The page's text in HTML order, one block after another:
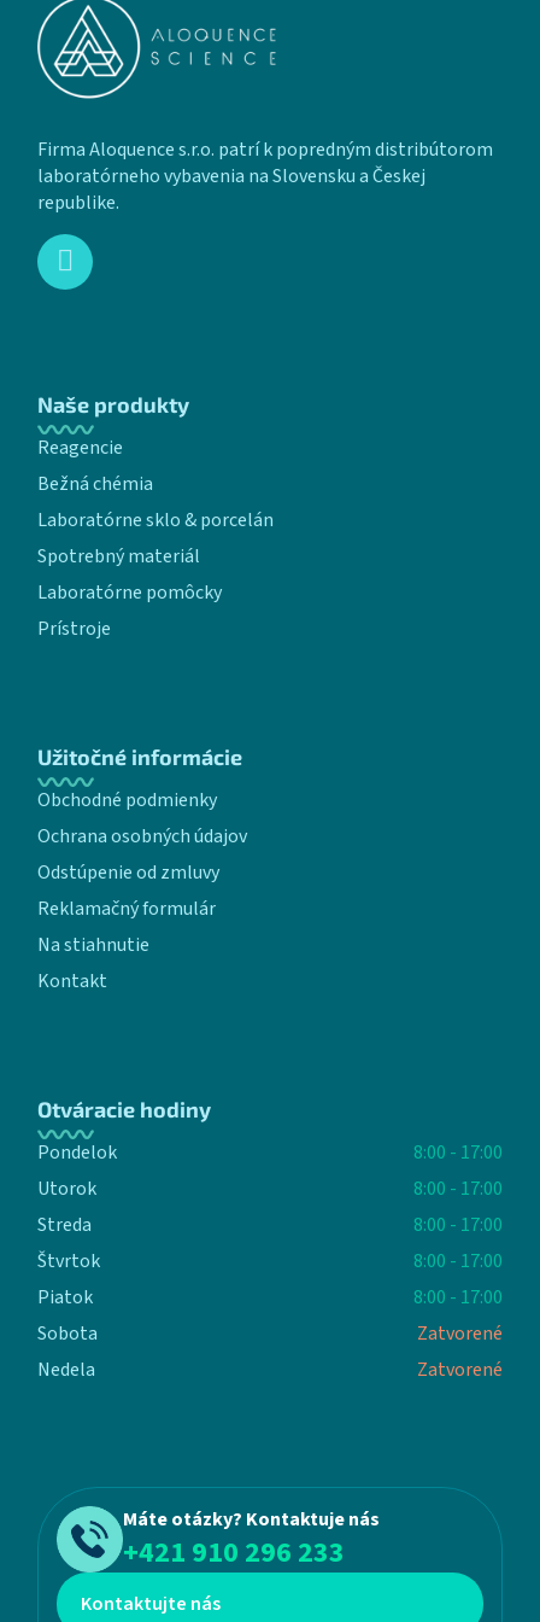
Firma Aloquence s.r.o. patrí k popredným distribútorom
laboratórneho vybavenia na Slovensku a Českej
republike.
Naše produkty
Reagencie
Bežná chémia
Laboratórne sklo & porcelán
Spotrebný materiál
Laboratórne pomôcky
Prístroje
Užitočné informácie
Obchodné podmienky
Ochrana osobných údajov
Odstúpenie od zmluvy
Reklamačný formulár
Na stiahnutie
Kontakt
Otváracie hodiny
Pondelok
8:00 - 17:00
Utorok
8:00 - 17:00
Streda
8:00 - 17:00
Štvrtok
8:00 - 17:00
Piatok
8:00 - 17:00
Sobota
Zatvorené
Nedela
Zatvorené
Máte otázky? Kontaktuje nás
+421 910 296 233
Kontaktujte nás